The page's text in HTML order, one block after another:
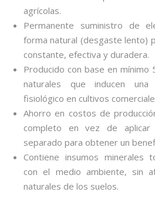
agrícolas.
Permanente suministro de
forma natural (desgaste lento)
constante, efectiva y duradera.
Producido con base en mínimo
naturales que inducen
fisiológico en cultivos
Ahorro en costos de
completo en vez de
separado para obtener un
Contiene insumos minerales
con el medio ambiente, sin
naturales de los suelos.